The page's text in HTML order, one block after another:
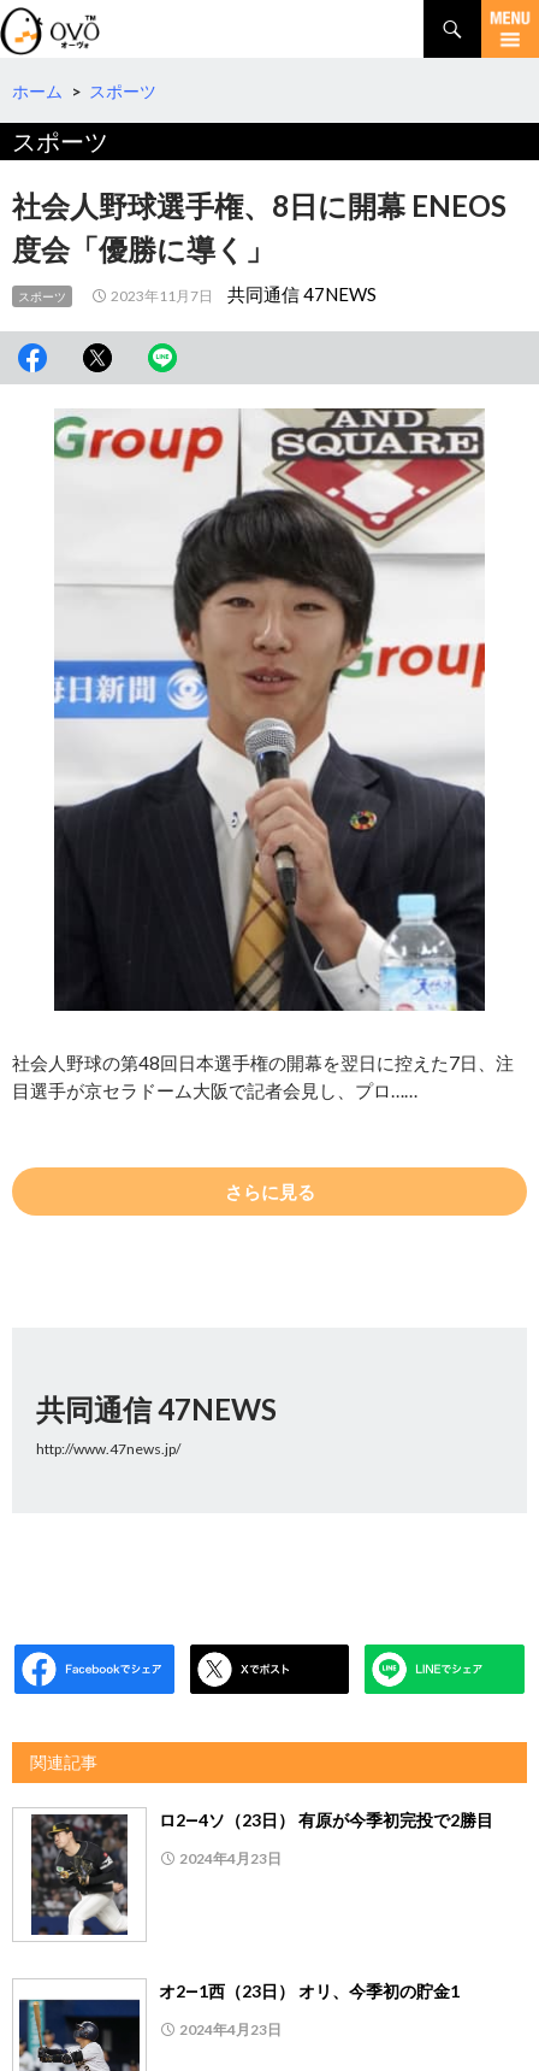
検
索
コ
テ
へ
動
ホーム > スポーツ
スポーツ
社会人野球選手権、8日に開幕 ENEOS
度会「優勝に導く」
スポーツ 2023年11月7日 共同通信 47NEWS
社会人野球の第48回日本選手権の開幕を翌日に控えた7日、注
目選手が京セラドーム大阪で記者会見し、プロ……
さらに見る
共同通信 47NEWS
http://www.47news.jp/
関連記事
ロ2―4ソ（23日） 有原が今季初完投で2勝目
2024年4月23日
オ2―1西（23日） オリ、今季初の貯金1
2024年4月23日